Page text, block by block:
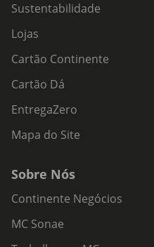
Sustentabilidade
Lojas
Cartão Continente
Cartão Dá
EntregaZero
Mapa do Site
Sobre Nós
Continente Negócios
MC Sonae